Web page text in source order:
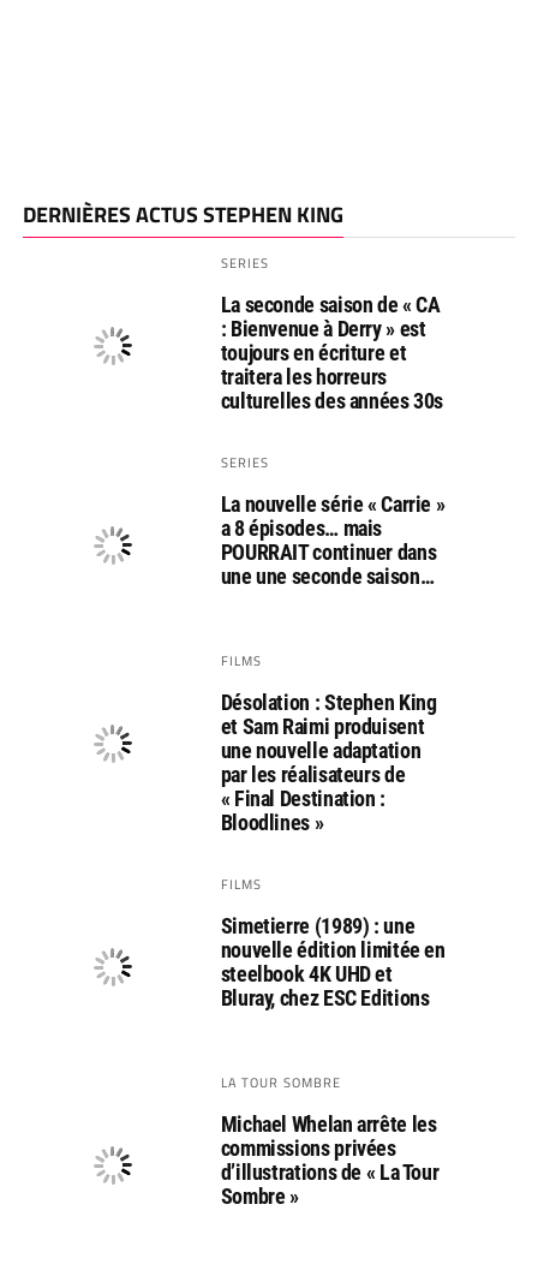
DERNIÈRES ACTUS STEPHEN KING
SERIES
La seconde saison de « CA
: Bienvenue à Derry » est
toujours en écriture et
traitera les horreurs
culturelles des années 30s
SERIES
La nouvelle série « Carrie »
a 8 épisodes… mais
POURRAIT continuer dans
une une seconde saison…
FILMS
Désolation : Stephen King
et Sam Raimi produisent
une nouvelle adaptation
par les réalisateurs de
« Final Destination :
Bloodlines »
FILMS
Simetierre (1989) : une
nouvelle édition limitée en
steelbook 4K UHD et
Bluray, chez ESC Editions
LA TOUR SOMBRE
Michael Whelan arrête les
commissions privées
d’illustrations de « La Tour
Sombre »